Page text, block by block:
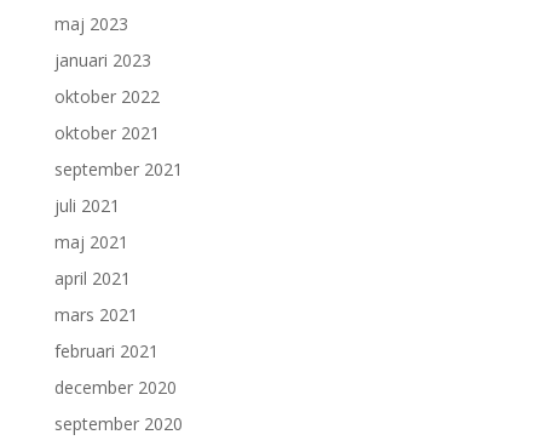
maj 2023
januari 2023
oktober 2022
oktober 2021
september 2021
juli 2021
maj 2021
april 2021
mars 2021
februari 2021
december 2020
september 2020